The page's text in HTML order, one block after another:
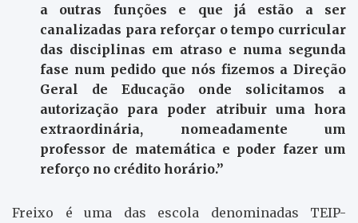
a outras funções e que já estão a ser
canalizadas para reforçar o tempo curricular
das disciplinas em atraso e numa segunda
fase num pedido que nós fizemos a Direção
Geral de Educação onde solicitamos a
autorização para poder atribuir uma hora
extraordinária, nomeadamente um
professor de matemática e poder fazer um
reforço no crédito horário.”
Freixo é uma das escola denominadas TEIP-